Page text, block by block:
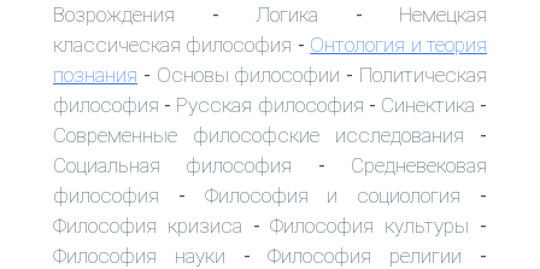
Возрождения - Логика - Немецкая
классическая философия - Онтология и теория
познания - Основы философии - Политическая
философия - Русская философия - Синектика -
Современные философские исследования -
Социальная философия - Средневековая
философия - Философия и социология -
Философия кризиса -Философия культуры -
Философия науки -Философия религии -